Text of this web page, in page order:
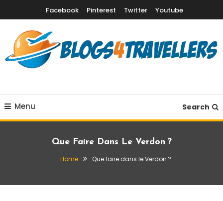
To
Content
Facebook Pinterest Twitter Youtube
Menu Search
Que Faire Dans Le Verdon ?
Home Que faire dans le Verdon ?